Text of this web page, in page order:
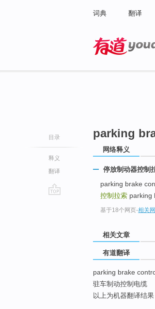
词典 翻译
目录
释义
翻译
parking
网络释义
停放制动器控制
parking brake
控制拉索 parking
基于18个网页-相关
相关文章
有道翻译
parking brake
驻车制动控制电缆
以上为机器翻译结